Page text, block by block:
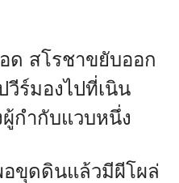
ด สโรชาขยับออก
ร์มองไปที่เนิน
กำกับแวบหนึ่ง
อขุดดินแล้วมีผีโผล่